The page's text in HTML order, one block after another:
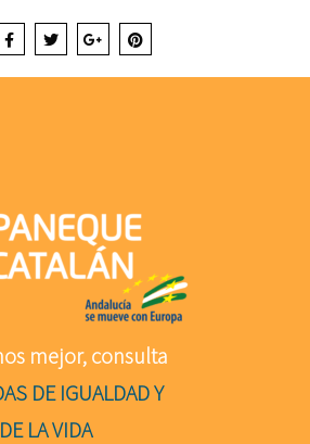
mejor, consulta
DE IGUALDAD Y
LA VIDA